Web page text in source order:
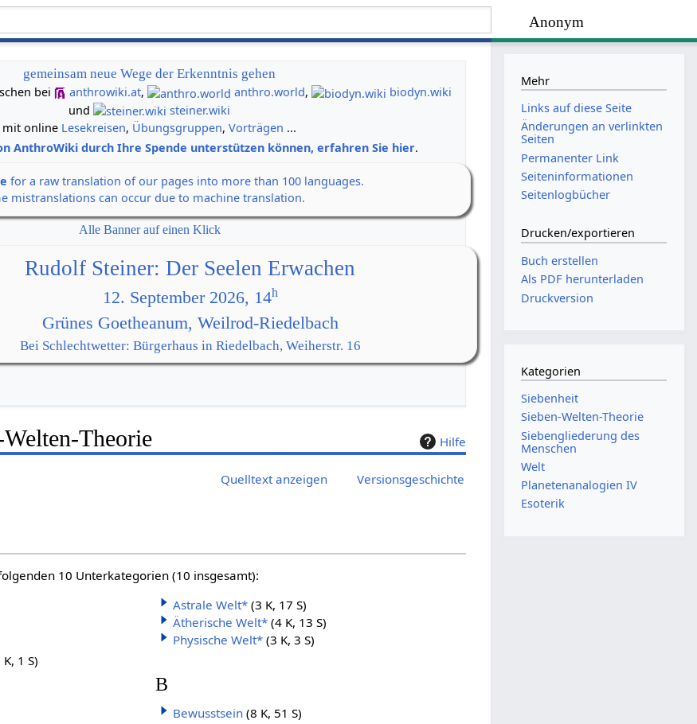
Anonym
gemeinsam neue Wege der Erkenntnis gehen
bei
anthrowiki.at, anthro.world,
biodyn.wiki
und
steiner.wiki
mit online Lesekreisen, Übungsgruppen,Vorträgen ...
AnthroWiki durch Ihre Spende unterstützen können, erfahren Sie hier.
for a raw translation of our pages into more than 100 languages.
mistranslations can occur due to machine translation.
Alle Banner auf einen Klick
Rudolf Steiner: Der Seelen Erwachen
12. September 2026, 14h
Grünes Goetheanum, Weilrod-Riedelbach
Bei Schlechtwetter: Bürgerhaus in Riedelbach, Weiherstr. 16
Hilfe
Welten-Theorie
Quelltext anzeigen Versionsgeschichte
10 Unterkategorien (10 insgesamt):
1 S)
Astrale Welt* (3 K, 17 S)
Ätherische Welt* (4 K, 13 S)
Physische Welt* (3 K, 3 S)
B
Bewusstsein (8 K, 51 S)
Mehr
Links auf diese Seite
Änderungen an verlinkten
Seiten
Permanenter Link
Seiten­­informationen
Seitenlogbücher
Drucken/­exportieren
Buch erstellen
Als PDF herunterladen
Druckversion
Kategorien
Siebenheit
Sieben-Welten-Theorie
Siebengliederung des
Menschen
Welt
Planetenanalogien IV
Esoterik